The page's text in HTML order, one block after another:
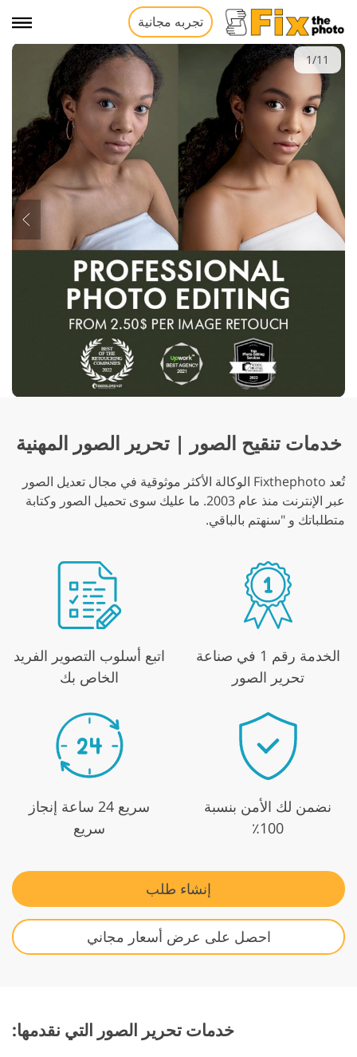
تجربه مجانية
1/11
خدمات تنقيح الصور | تحرير الصور المهنية
تُعد Fixthephoto الوكالة الأكثر موثوقية في مجال تعديل الصور
عبر الإنترنت منذ عام 2003. ما عليك سوى تحميل الصور وكتابة
متطلباتك و "سنهتم بالباقي.
الخدمة رقم 1 في صناعة
تحرير الصور
اتبع أسلوب التصوير الفريد
الخاص بك
نضمن لك الأمن بنسبة
100٪
سريع 24 ساعة
إنجاز
سريع
إنشاء طلب
احصل على عرض أسعار مجاني
خدمات تحرير الصور التي نقدمها: